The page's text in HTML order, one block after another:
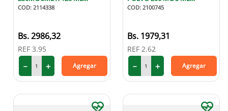
SUSPENSION
COD: 2114338
2986,32
REF 3.95
＋
－ Agregar
SUSPENSION
COD: 2100745
1979,31
REF 2.62
＋
－ Agregar